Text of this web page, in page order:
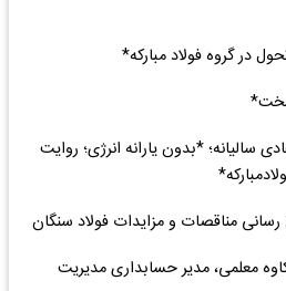
سالیانه؛ *بدون یارانه انرژی؛ روایت
مناقصات و مزایدات فولاد سنگان
با کاوه معلمی، مدیر حسابداری مدیریت